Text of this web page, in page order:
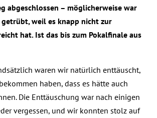
abgeschlossen – möglicherweise war
weil es knapp nicht zur
hat. Ist das bis zum Pokalfinale aus
waren wir natürlich enttäuscht,
haben, dass es hätte auch
Die Enttäuschung war nach einigen
vergessen, und wir konnten stolz auf